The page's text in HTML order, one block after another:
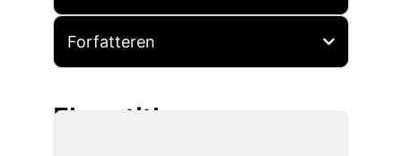
Forfatteren
Flere titler